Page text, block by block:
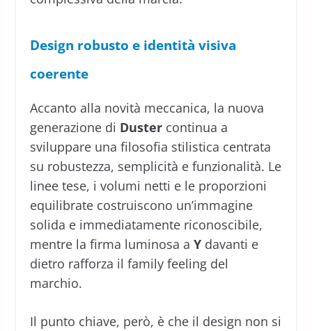
Design robusto e identità visiva
coerente
Accanto alla novità meccanica, la nuova
generazione di Dustercontinua a
sviluppare una filosofia stilistica centrata
su robustezza, semplicità e funzionalità. Le
linee tese, i volumi netti e le proporzioni
equilibrate costruiscono un’immagine
solida e immediatamente riconoscibile,
mentre la firma luminosa a Ydavanti e
dietro rafforza il family feeling del
marchio.
Il punto chiave, però, è che il design non si